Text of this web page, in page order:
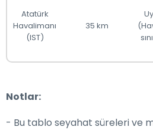
Atatürk
Havalimanı
(IST)
35 km
Notlar:
- Bu tablo seyahat süreleri ve